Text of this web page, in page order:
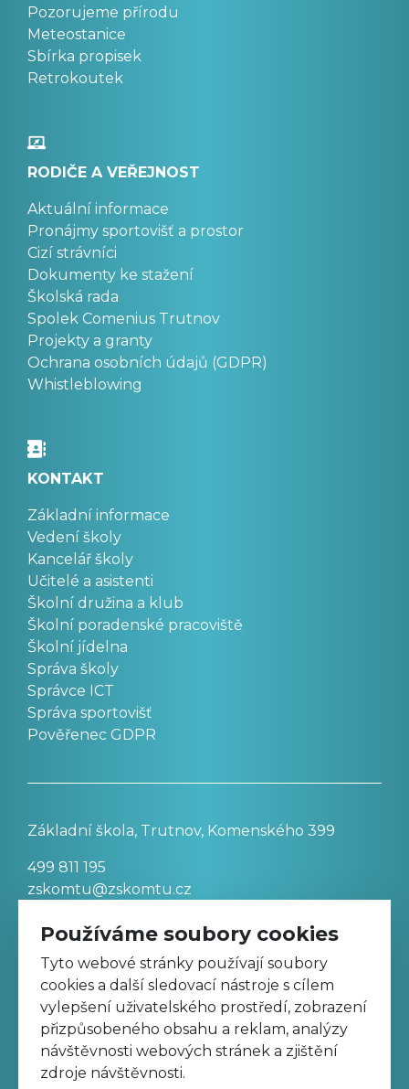
Pozorujeme přírodu
Meteostanice
Sbírka propisek
Retrokoutek
RODIČE A VEŘEJNOST
Aktuální informace
Pronájmy sportovišť a prostor
Cizí strávníci
Dokumenty ke stažení
Školská rada
Spolek Comenius Trutnov
Projekty a granty
Ochrana osobních údajů (GDPR)
Whistleblowing
KONTAKT
Základní informace
Vedení školy
Kancelář školy
Učitelé a asistenti
Školní družina a klub
Školní poradenské pracoviště
Školní jídelna
Správa školy
Správce ICT
Správa sportovišť
Pověřenec GDPR
Základní škola, Trutnov, Komenského 399
499 811 195
zskomtu@zskomtu.cz
Prohlášení o přístupnosti stránek
Nastavení cookies
Sledujte nás na Facebooku
Používáme soubory cookies
Tyto webové stránky používají soubory
cookies a další sledovací nástroje s cílem
vylepšení uživatelského prostředí, zobrazení
přizpůsobeného obsahu a reklam, analýzy
návštěvnosti webových stránek a zjištění
zdroje návštěvnosti.